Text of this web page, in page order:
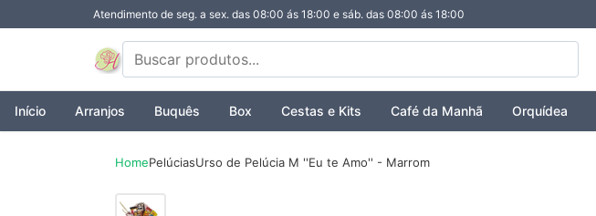
Atendimento de seg. a sex. das 08:00 ás 18:00 e sáb. das 08:00 ás 18:00
Início Arranjos Buquês Box Cestas e Kits Café da Manhã Orquídea
HomePelúciasUrso de Pelúcia M ''Eu te Amo'' - Marrom